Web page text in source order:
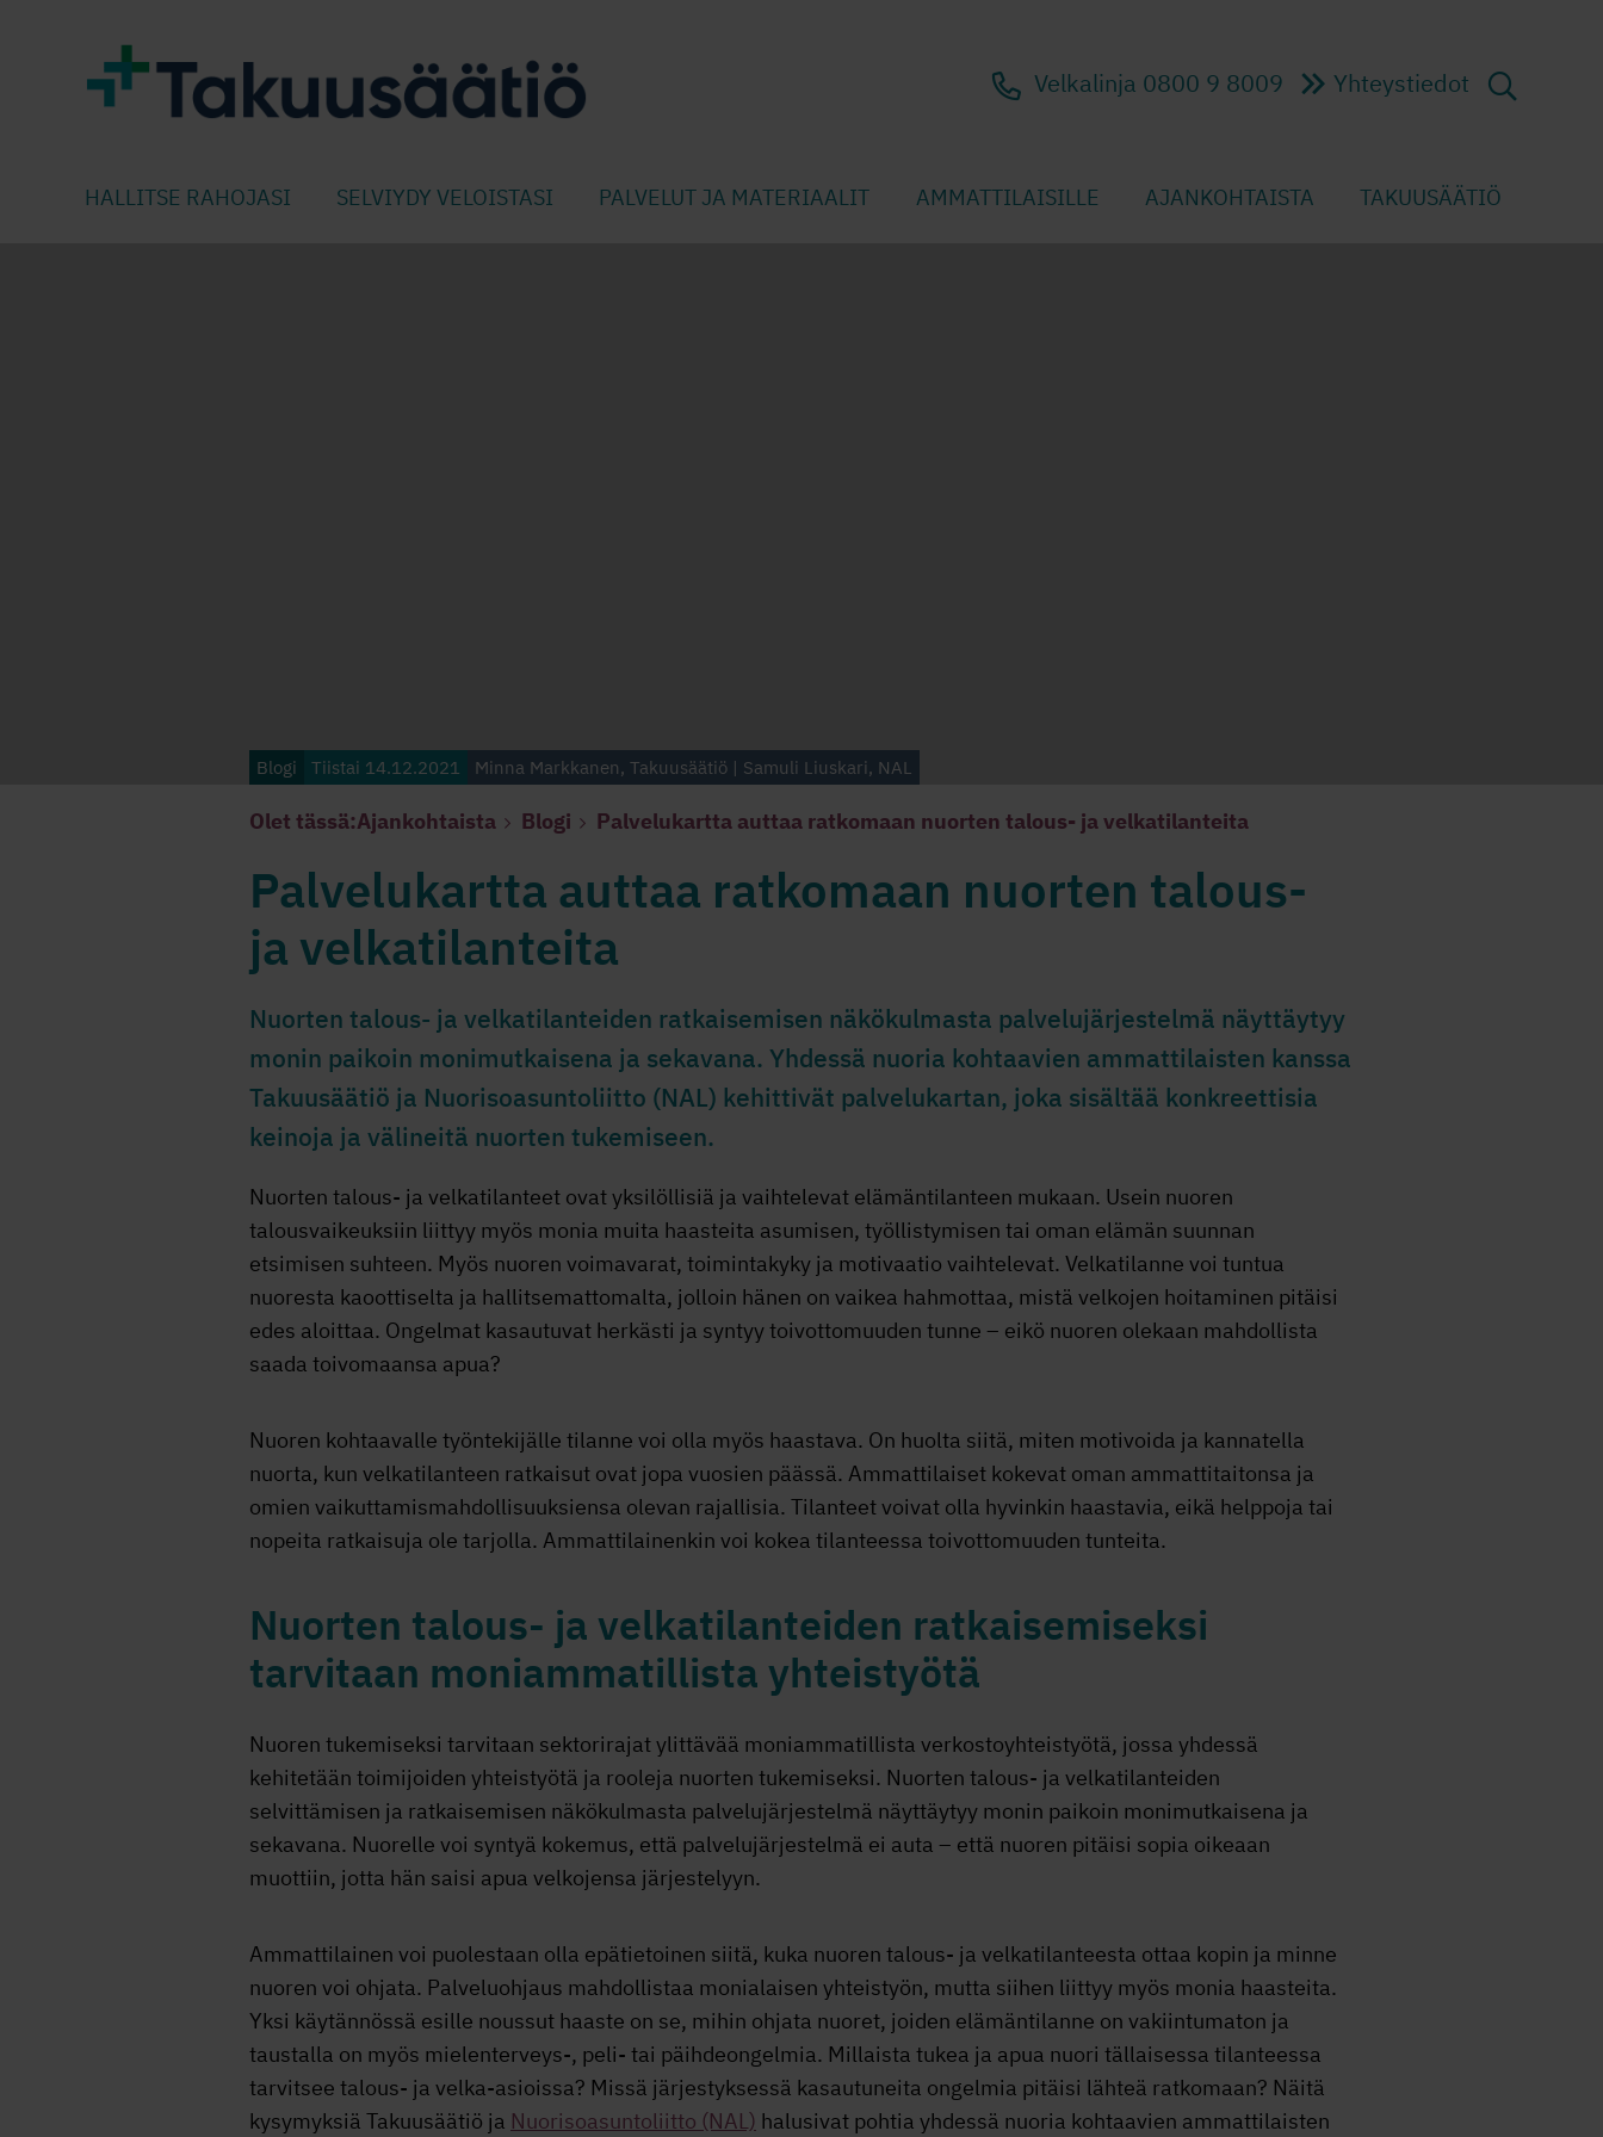
Velkalinja 0800 9 8009 Yhteystiedot
HALLITSE RAHOJASI SELVIYDY VELOISTASI PALVELUT JA MATERIAALIT AMMATTILAISILLE AJANKOHTAISTA TAKUUSÄÄTIÖ
Blogi Tiistai 14.12.2021 Minna Markkanen, Takuusäätiö | Samuli Liuskari, NAL
Olet tässä:Ajankohtaista Blogi Palvelukartta auttaa ratkomaan nuorten talous- ja velkatilanteita
Palvelukartta auttaa ratkomaan nuorten talous-
ja velkatilanteita
Nuorten talous- ja velkatilanteiden ratkaisemisen näkökulmasta palvelujärjestelmä näyttäytyy
monin paikoin monimutkaisena ja sekavana. Yhdessä nuoria kohtaavien ammattilaisten kanssa
Takuusäätiö ja Nuorisoasuntoliitto (NAL) kehittivät palvelukartan, joka sisältää konkreettisia
keinoja ja välineitä nuorten tukemiseen.
Nuorten talous- ja velkatilanteet ovat yksilöllisiä ja vaihtelevat elämäntilanteen mukaan. Usein nuoren
talousvaikeuksiin liittyy myös monia muita haasteita asumisen, työllistymisen tai oman elämän suunnan
etsimisen suhteen. Myös nuoren voimavarat, toimintakyky ja motivaatio vaihtelevat. Velkatilanne voi tuntua
nuoresta kaoottiselta ja hallitsemattomalta, jolloin hänen on vaikea hahmottaa, mistä velkojen hoitaminen pitäisi
edes aloittaa. Ongelmat kasautuvat herkästi ja syntyy toivottomuuden tunne – eikö nuoren olekaan mahdollista
saada toivomaansa apua?
Nuoren kohtaavalle työntekijälle tilanne voi olla myös haastava. On huolta siitä, miten motivoida ja kannatella
nuorta, kun velkatilanteen ratkaisut ovat jopa vuosien päässä. Ammattilaiset kokevat oman ammattitaitonsa ja
omien vaikuttamismahdollisuuksiensa olevan rajallisia. Tilanteet voivat olla hyvinkin haastavia, eikä helppoja tai
nopeita ratkaisuja ole tarjolla. Ammattilainenkin voi kokea tilanteessa toivottomuuden tunteita.
Nuorten talous- ja velkatilanteiden ratkaisemiseksi
tarvitaan moniammatillista yhteistyötä
Nuoren tukemiseksi tarvitaan sektorirajat ylittävää moniammatillista verkostoyhteistyötä, jossa yhdessä
kehitetään toimijoiden yhteistyötä ja rooleja nuorten tukemiseksi. Nuorten talous- ja velkatilanteiden
selvittämisen ja ratkaisemisen näkökulmasta palvelujärjestelmä näyttäytyy monin paikoin monimutkaisena ja
sekavana. Nuorelle voi syntyä kokemus, että palvelujärjestelmä ei auta – että nuoren pitäisi sopia oikeaan
muottiin, jotta hän saisi apua velkojensa järjestelyyn.
Ammattilainen voi puolestaan olla epätietoinen siitä, kuka nuoren talous- ja velkatilanteesta ottaa kopin ja minne
nuoren voi ohjata. Palveluohjaus mahdollistaa monialaisen yhteistyön, mutta siihen liittyy myös monia haasteita.
Yksi käytännössä esille noussut haaste on se, mihin ohjata nuoret, joiden elämäntilanne on vakiintumaton ja
taustalla on myös mielenterveys-, peli- tai päihdeongelmia. Millaista tukea ja apua nuori tällaisessa tilanteessa
tarvitsee talous- ja velka-asioissa? Missä järjestyksessä kasautuneita ongelmia pitäisi lähteä ratkomaan? Näitä
kysymyksiä Takuusäätiö ja Nuorisoasuntoliitto (NAL) halusivat pohtia yhdessä nuoria kohtaavien ammattilaisten